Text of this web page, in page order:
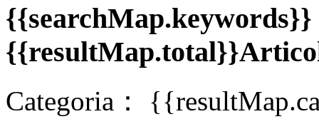
{{searchMap.keywords}}
Categoria：